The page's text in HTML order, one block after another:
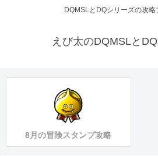
DQMSLとDQシリーズの攻略
えび太のDQMSLと
8月の冒険スタンプ攻略